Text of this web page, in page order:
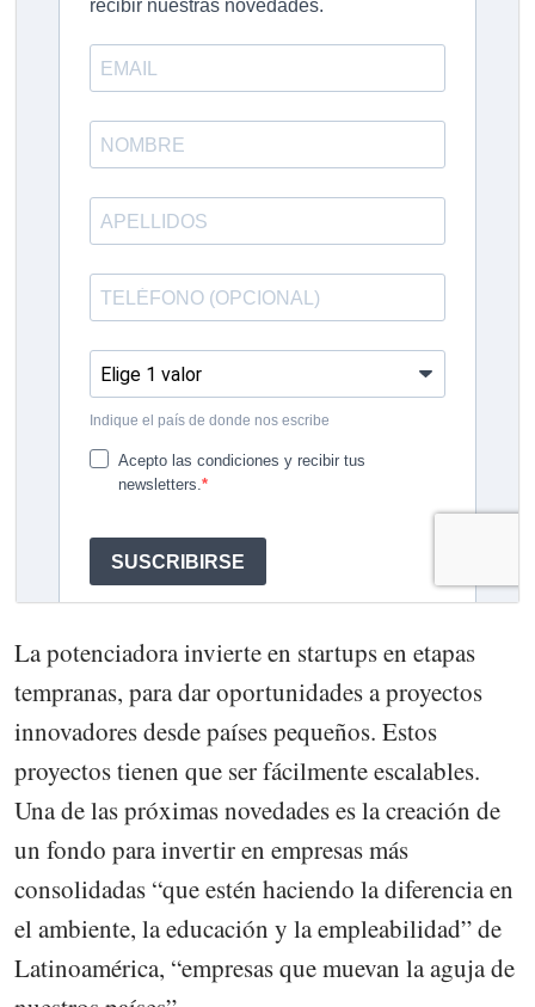
La potenciadora invierte en startups en etapas
tempranas, para dar oportunidades a proyectos
innovadores desde países pequeños. Estos
proyectos tienen que ser fácilmente escalables.
Una de las próximas novedades es la creación de
un fondo para invertir en empresas más
consolidadas “que estén haciendo la diferencia en
el ambiente, la educación y la empleabilidad” de
Latinoamérica, “empresas que muevan la aguja de